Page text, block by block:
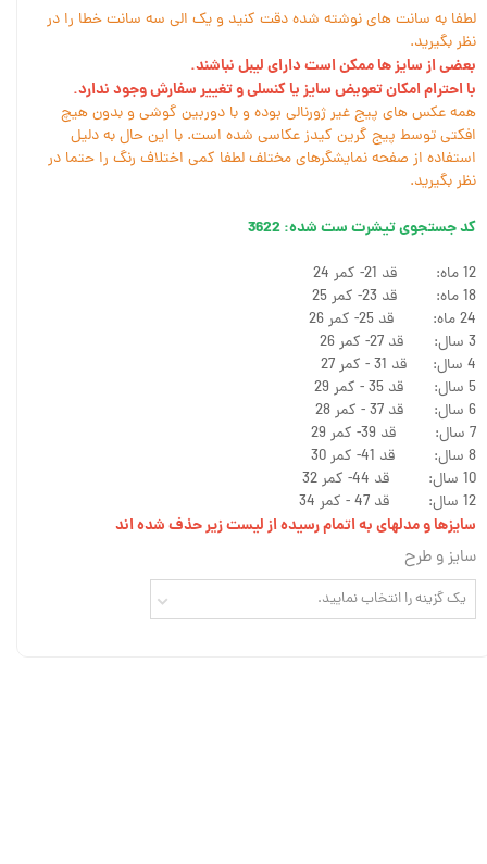
لطفا به سانت های نوشته شده دقت کنید و یک الی سه سانت خطا را در
نظر بگیرید.
بعضی از سایز ها ممکن است دارای لیبل نباشند.
با احترام امکان تعویض سایز یا کنسلی و تغییر سفارش وجود ندارد.
همه عکس های پیج غیر ژورنالی بوده و با دوربین گوشی و بدون هیچ
افکتی توسط پیج گرین کیدز عکاسی شده است. با این حال به دلیل
استفاده از صفحه نمایشگرهای مختلف لطفا کمی اختلاف رنگ را حتما در
نظر بگیرید.
کد جستجوی تیشرت ست شده: 3622
12 ماه: قد 21- کمر 24
18 ماه: قد 23- کمر 25
24 ماه: قد 25- کمر 26
3 سال: قد 27- کمر 26
4 سال: قد 31 - کمر 27
5 سال: قد 35 - کمر 29
6 سال: قد 37 - کمر 28
7 سال: قد 39- کمر 29
8 سال: قد 41- کمر 30
10 سال: قد 44- کمر 32
12 سال: قد 47 - کمر 34
سایزها و مدلهای به اتمام رسیده از لیست زیر حذف شده اند
سایز و طرح
یک گزینه را انتخاب نمایید.